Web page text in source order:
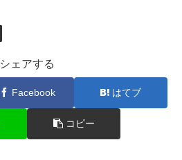
シェアする
Facebook はてブ
コピー